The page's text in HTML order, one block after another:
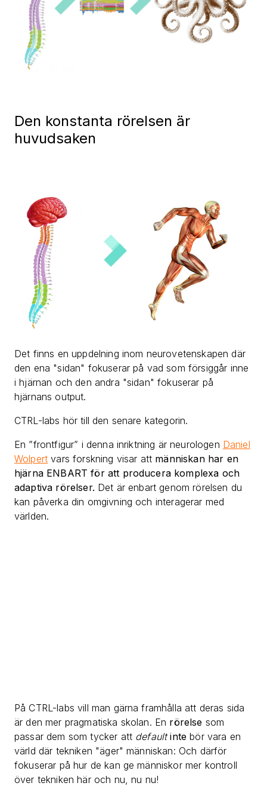
Den konstanta rörelsen är
huvudsaken
Det finns en uppdelning inom neurovetenskapen där
den ena "sidan" fokuserar på vad som försiggår inne
i hjärnan och den andra "sidan" fokuserar på
hjärnans output.
CTRL-labs hör till den senare kategorin.
En ”frontfigur” i denna inriktning är neurologen Daniel
Wolpert vars forskning visar att människan har en
hjärna ENBART för att producera komplexa och
adaptiva rörelser. Det är enbart genom rörelsen du
kan påverka din omgivning och interagerar med
världen.
På CTRL-labs vill man gärna framhålla att deras sida
är den mer pragmatiska skolan. En rörelse som
passar dem som tycker att default inte bör vara en
värld där tekniken "äger" människan: Och därför
fokuserar på hur de kan ge människor mer kontroll
över tekniken här och nu, nu nu!